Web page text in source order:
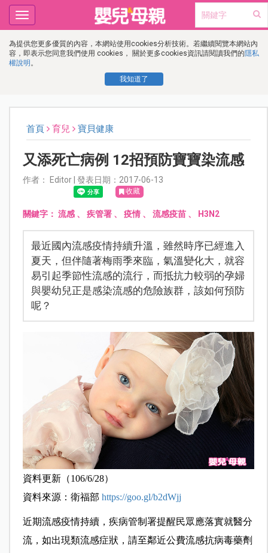
為提供您更多優質的內容，本網站使用cookies分析技術。若繼續閱覽本網站內
容，即表示您同意我們使用 cookies， 關於更多cookies資訊請閱讀我們的隱私
權說明 。
我知道了
Toggle
navigation
首頁 育兒 寶貝健康
又添死亡病例 12招預防寶寶染流感
作者： Editor | 發表日期：2017-06-13
收藏
關鍵字： 流感、 疾管署、 疫情、 流感疫苗、 H3N2
最近國內流感疫情持續升溫，雖然時序已經進入
夏天，但伴隨著梅雨季來臨，氣溫變化大，就容
易引起季節性流感的流行，而抵抗力較弱的孕婦
與嬰幼兒正是感染流感的危險族群，該如何預防
呢？
資料更新（106/6/28）
資料來源：衛福部 https://goo.gl/b2dWjj
近期流感疫情持續，疾病管制署提醒民眾應落實就醫分
流，如出現類流感症狀，請至鄰近公費流感抗病毒藥劑